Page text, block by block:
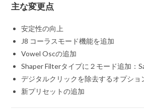
主な変更点
安定性の向上
J8 コーラスモード機能を追加
Vowel Oscの追加
Shaper Filterタイプに２モード追加：
デジタルクリックを除去するオプショ
新プリセットの追加